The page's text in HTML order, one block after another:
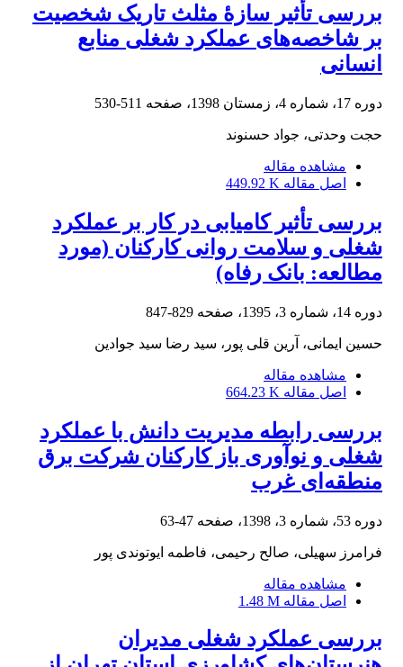
بررسی تأثیر سازۀ مثلث تاریک شخصیت
بر شاخصه‌های عملکرد شغلی منابع
انسانی
دوره 17، شماره 4، زمستان 1398، صفحه 511-530
حجت وحدتی، جواد حسنوند
مشاهده مقاله
اصل مقاله 449.92 K
بررسی تأثیر کامیابی در کار بر عملکرد
شغلی و سلامت روانی کارکنان (مورد
مطالعه: بانک رفاه)
دوره 14، شماره 3، 1395، صفحه 829-847
حسین ایمانی، آرین قلی پور، سید رضا سید جوادین
مشاهده مقاله
اصل مقاله 664.23 K
بررسی رابطه مدیریت دانش با عملکرد
شغلی و نوآوری باز کارکنان شرکت برق
منطقه‌ای غرب
دوره 53، شماره 3، 1398، صفحه 47-63
فرامرز سهیلی، صالح رحیمی، فاطمه ایوتوندی پور
مشاهده مقاله
اصل مقاله 1.48 M
بررسی عملکرد شغلی مدیران